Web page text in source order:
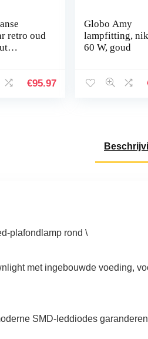
retro oud
kleding
€95.97
Globo Amy
lampfitting,
60 W, goud
plafondlamp rond \
met ingebouwde voeding,
SMD-leddiodes